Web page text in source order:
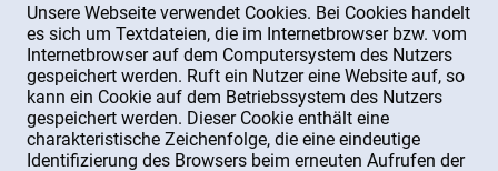
Unsere Webseite verwendet Cookies. Bei Cookies handelt
es sich um Textdateien, die im Internetbrowser bzw. vom
Internetbrowser auf dem Computersystem des Nutzers
gespeichert werden. Ruft ein Nutzer eine Website auf, so
kann ein Cookie auf dem Betriebssystem des Nutzers
gespeichert werden. Dieser Cookie enthält eine
charakteristische Zeichenfolge, die eine eindeutige
Identifizierung des Browsers beim erneuten Aufrufen der